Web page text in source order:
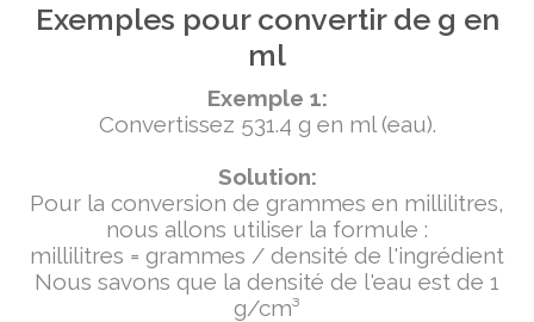
Exemples pour convertir de g en
ml
Exemple 1:
Convertissez 531.4 g en ml (eau).
Solution:
Pour la conversion de grammes en millilitres,
nous allons utiliser la formule :
millilitres = grammes / densité de l'ingrédient
Nous savons que la densité de l'eau est de 1
g/cm³